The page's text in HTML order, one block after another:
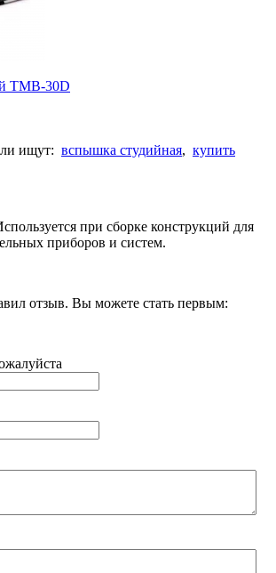
TMB-30D
ищут: вспышка студийная, купить
при сборке конструкций для
приборов и систем.
отзыв. Вы можете стать первым: